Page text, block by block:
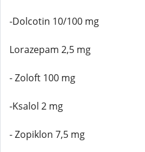
-Dolcotin 10/100 mg
Lorazepam 2,5 mg
- Zoloft 100 mg
-Ksalol 2 mg
- Zopiklon 7,5 mg